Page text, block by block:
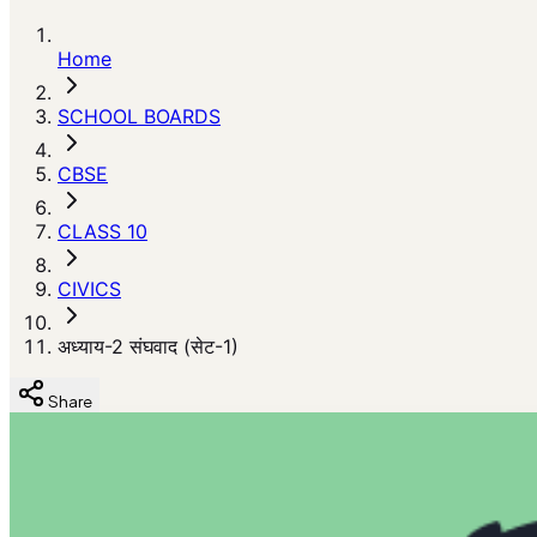
Home
SCHOOL BOARDS
CBSE
CLASS 10
CIVICS
अध्याय-2 संघवाद (सेट-1)
Share